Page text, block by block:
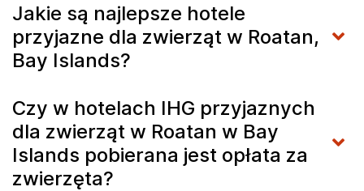
Jakie są najlepsze hotele
przyjazne dla zwierząt w Roatan,
Bay Islands?
Czy w hotelach IHG przyjaznych
dla zwierząt w Roatan w Bay
Islands pobierana jest opłata za
zwierzęta?